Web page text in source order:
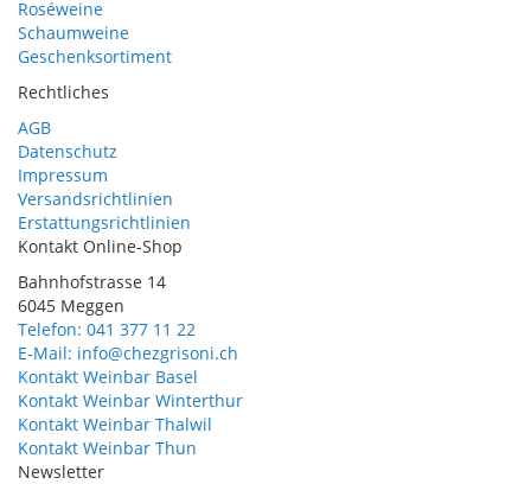
Roséweine
Schaumweine
Geschenksortiment
Rechtliches
AGB
Datenschutz
Impressum
Versandsrichtlinien
Erstattungsrichtlinien
Kontakt Online-Shop
Bahnhofstrasse 14
6045 Meggen
Telefon: 041 377 11 22
E-Mail: info@chezgrisoni.ch
Kontakt Weinbar Basel
Kontakt Weinbar Winterthur
Kontakt Weinbar Thalwil
Kontakt Weinbar Thun
Newsletter